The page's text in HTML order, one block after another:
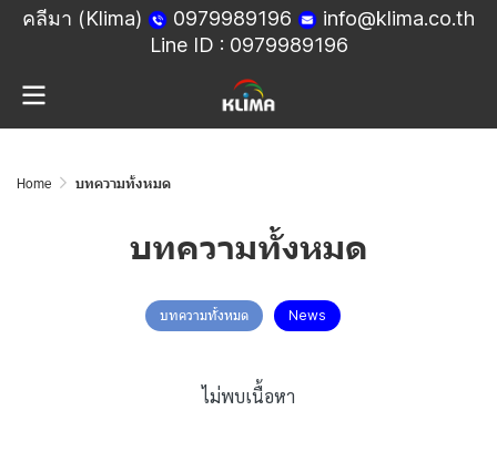
คลีมา (Klima) 0979989196
info@klima.co.th
Line ID : 0979989196
Home บทความทั้งหมด
บทความทั้งหมด
บทความทั้งหมด News
ไม่พบเนื้อหา